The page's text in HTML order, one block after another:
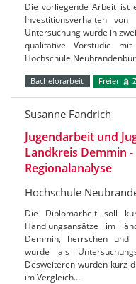
Die vorliegende Arbeit ist
Investitionsverhalten
Untersuchung wurde in
qualitative Vorstudie
Hochschule
Bachelorarbeit Freier
Susanne Fandrich
Jugendarbeit und
Landkreis Demmin
Regionalanalyse
Hochschule
Die Diplomarbeit soll
Handlungsansätze im
Demmin, herrschen
wurde als
Desweiteren wurden kurz
im Vergleich…